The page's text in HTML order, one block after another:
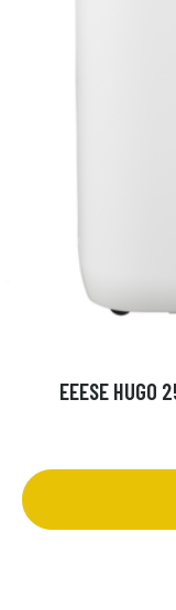
EEESE HUGO